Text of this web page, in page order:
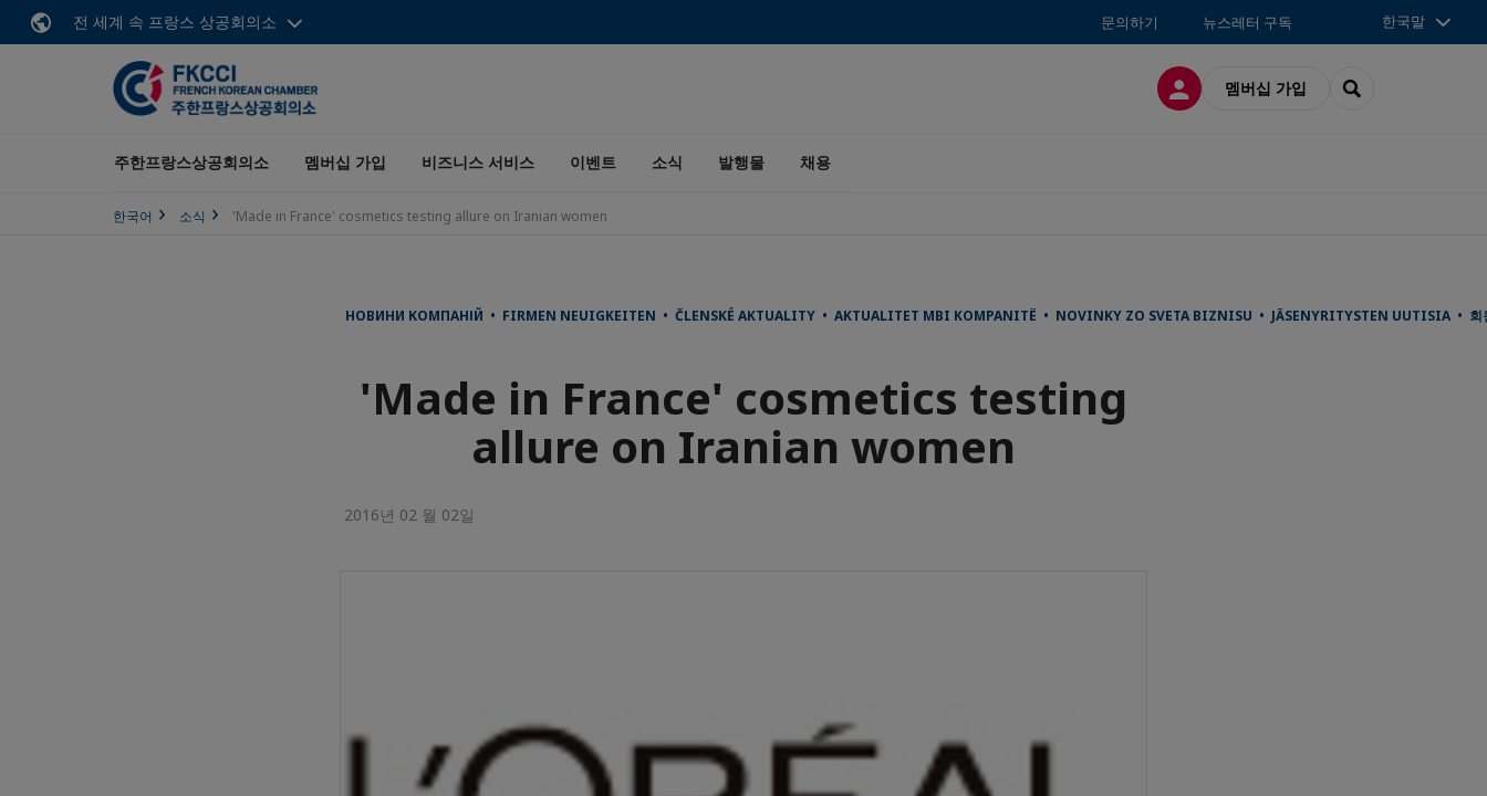
전 세계 속 프랑스 상공회의소 문의하기 뉴스레터 구독 한국말
접속 멤버십 가입 SEARCH
주한프랑스상공회의소 멤버십 가입 비즈니스 서비스 이벤트 소식 발행물 채용
한국어 소식 'Made in France' cosmetics testing allure on Iranian women
НОВИНИ КОМПАНІЙ • FIRMEN NEUIGKEITEN • ČLENSKÉ AKTUALITY • AKTUALITET MBI KOMPANITË • NOVINKY ZO SVETA BIZNISU • JÄSENYRITYSTEN UUTISIA
'Made in France' cosmetics testing
allure on Iranian women
2016년 02 월 02일